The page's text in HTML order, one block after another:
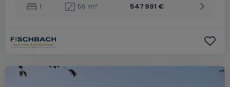
1
56 m² 547 991 €